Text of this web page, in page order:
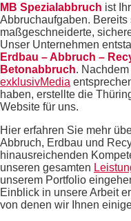
MB Spezialabbruch ist
Abbruchaufgaben.
maßgeschneiderte,
Unser Unternehmen
Erdbau – Abbruch –
Betonabbruch.
exklusivMedia
haben, erstellte die
Website für uns.
Hier erfahren Sie mehr
Abbruch, Erdbau und
hinausreichenden
unseren gesamten
unserem Portfolio
Einblick in unsere Arbeit
von denen wir Ihnen